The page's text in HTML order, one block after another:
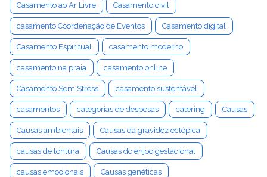
Casamento ao Ar Livre Casamento civil
casamento Coordenação de Eventos Casamento digital
Casamento Espiritual casamento moderno
casamento na praia casamento online
Casamento Sem Stress casamento sustentável
casamentos categorias de despesas catering Causas
Causas ambientais Causas da gravidez ectópica
causas de tontura Causas do enjoo gestacional
causas emocionais Causas genéticas